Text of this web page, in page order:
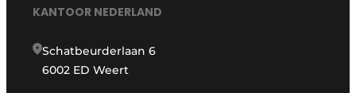
KANTOOR NEDERLAND
Schatbeurderlaan 6
6002 ED Weert